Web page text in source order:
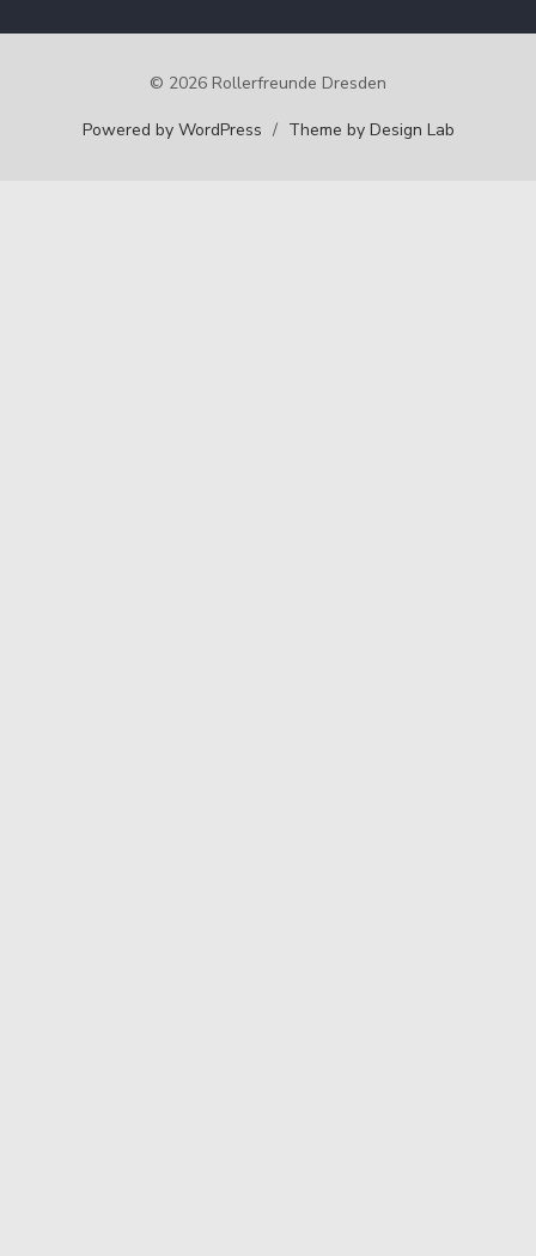
© 2026 Rollerfreunde Dresden
Powered by WordPress / Theme by Design Lab